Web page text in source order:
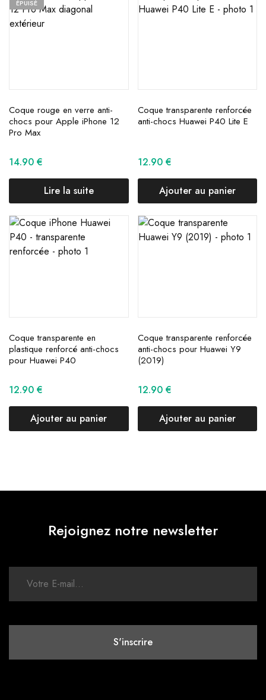
ÉPUISÉ
Coque rouge en verre anti-
chocs pour Apple iPhone 12
Pro Max
14.90 €
Lire la suite
Coque transparente renforcée
anti-chocs Huawei P40 Lite E
12.90 €
Ajouter au panier
Coque transparente en
plastique renforcé anti-chocs
pour Huawei P40
12.90 €
Ajouter au panier
Coque transparente renforcée
anti-chocs pour Huawei Y9
(2019)
12.90 €
Ajouter au panier
Rejoignez notre newsletter